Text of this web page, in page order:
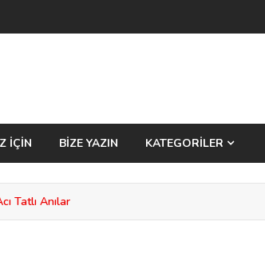
İÇİN BİZE YAZIN KATEGORİLER
Tatlı Anılar